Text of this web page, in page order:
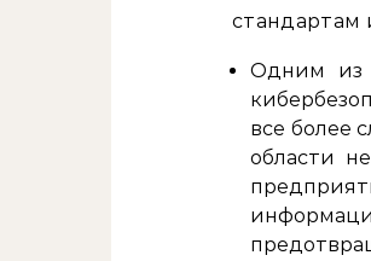
стандартам
Одним из
все более
области